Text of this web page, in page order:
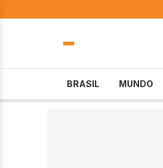
BRASIL MUNDO